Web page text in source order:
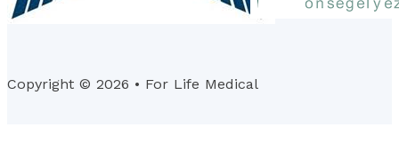
Copyright © 2026 • For Life Medical